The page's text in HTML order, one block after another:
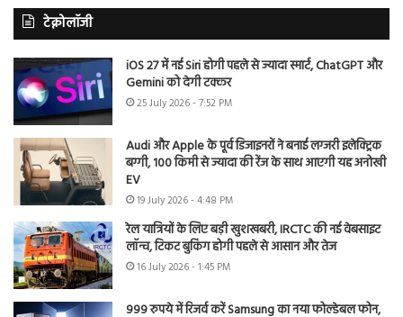
टेक्नोलॉजी
iOS 27 में नई Siri होगी पहले से ज्यादा स्मार्ट, ChatGPT और
Gemini को देगी टक्कर
25 July 2026 - 7:52 PM
Audi और Apple के पूर्व डिजाइनरों ने बनाई लग्जरी इलेक्ट्रिक
बग्गी, 100 किमी से ज्यादा की रेंज के साथ आएगी यह अनोखी
EV
19 July 2026 - 4:48 PM
रेल यात्रियों के लिए बड़ी खुशखबरी, IRCTC की नई वेबसाइट
लॉन्च, टिकट बुकिंग होगी पहले से आसान और तेज
16 July 2026 - 1:45 PM
999 रुपये में रिजर्व करें Samsung का नया फोल्डेबल फोन,